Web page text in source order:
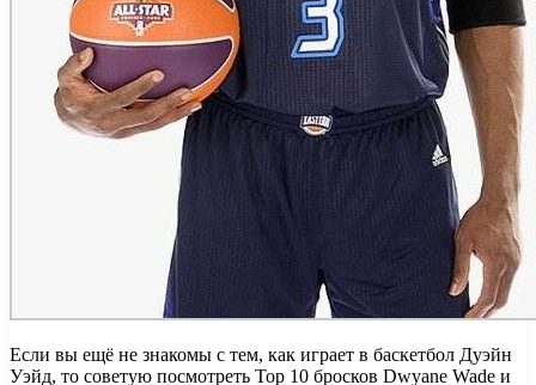
Если вы ещё не знакомы с тем, как играет в баскетбол Дуэйн
Уэйд, то советую посмотреть Top 10 бросков Dwyane Wade и